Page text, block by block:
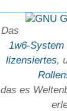
Das
1w6-System
lizensiertes,
das es